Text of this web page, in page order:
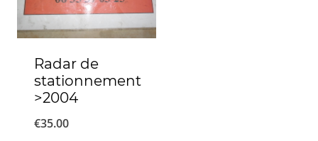
Radar de
stationnement
>2004
€35.00